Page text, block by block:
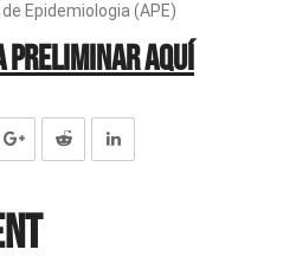
Epidemiologia (APE)
preliminar aquí